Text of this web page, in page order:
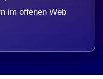
im offenen Web